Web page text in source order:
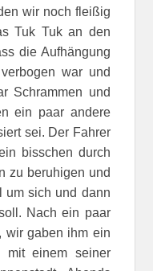
wir noch fleißig
Tuk Tuk an den
die Aufhängung
war und
Schrammen und
ein paar andere
sei. Der Fahrer
bisschen durch
zu beruhigen und
um sich und dann
Nach ein paar
wir gaben ihm ein
mit einem seiner